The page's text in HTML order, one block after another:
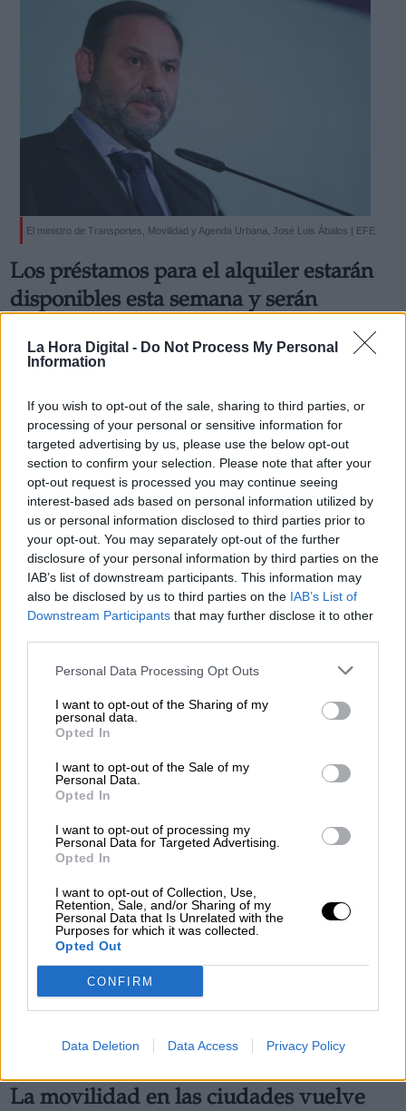
La Hora Digital - Do Not Process My Personal
Information
If you wish to opt-out of the sale, sharing to third parties, or
processing of your personal or sensitive information for
targeted advertising by us, please use the below opt-out
section to confirm your selection. Please note that after your
opt-out request is processed you may continue seeing
interest-based ads based on personal information utilized by
us or personal information disclosed to third parties prior to
your opt-out. You may separately opt-out of the further
disclosure of your personal information by third parties on the
IAB’s list of downstream participants. This information may
also be disclosed by us to third parties on the IAB’s List of
Downstream Participants that may further disclose it to other
Personal Data Processing Opt Outs
I want to opt-out of the Sharing of my
personal data.
Opted In
I want to opt-out of the Sale of my
Personal Data.
Opted In
I want to opt-out of processing my
Personal Data for Targeted Advertising.
Opted In
I want to opt-out of Collection, Use,
Retention, Sale, and/or Sharing of my
Personal Data that Is Unrelated with the
Purposes for which it was collected.
Opted Out
CONFIRM
Data Deletion Data Access Privacy Policy
El ministro de Transportes, Movilidad y Agenda Urbana, José Luis Ábalos | EFE
Los préstamos para el alquiler estarán
disponibles esta semana y serán
PorCristian Cortés
Más artículos de este autor
comerciales en las Islas Canarias y
Baleares
Patricia Arredondo
Más artículos de este autor
lunes, 11 de mayo de 2020
La movilidad en las ciudades vuelve